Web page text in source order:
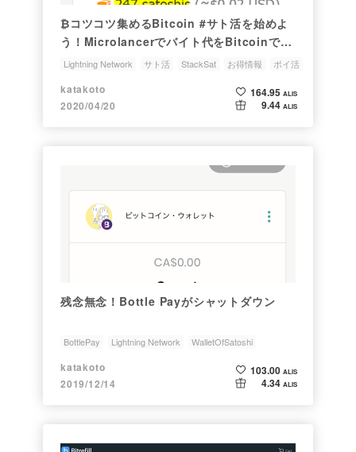
₿コツコツ集めるBitcoin #サト活を始めよ
う！Microlancerでバイト代をBitcoinで受
け取ろう！
Lightning Network サト活 StackSat お得情報 ポイ活
katakoto
2020/04/20
164.95 ALIS
9.44 ALIS
残念無念！Bottle Payがシャットダウン
BottlePay Lightning Network WalletOfSatoshi
katakoto
2019/12/14
103.00 ALIS
4.34 ALIS